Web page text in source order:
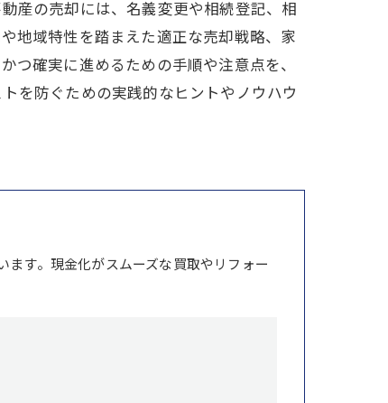
産の売却には、名義変更や相続登記、相
地域特性を踏まえた適正な売却戦略、家
つ確実に進めるための手順や注意点を、
を防ぐための実践的なヒントやノウハウ
す。現金化がスムーズな買取やリフォー